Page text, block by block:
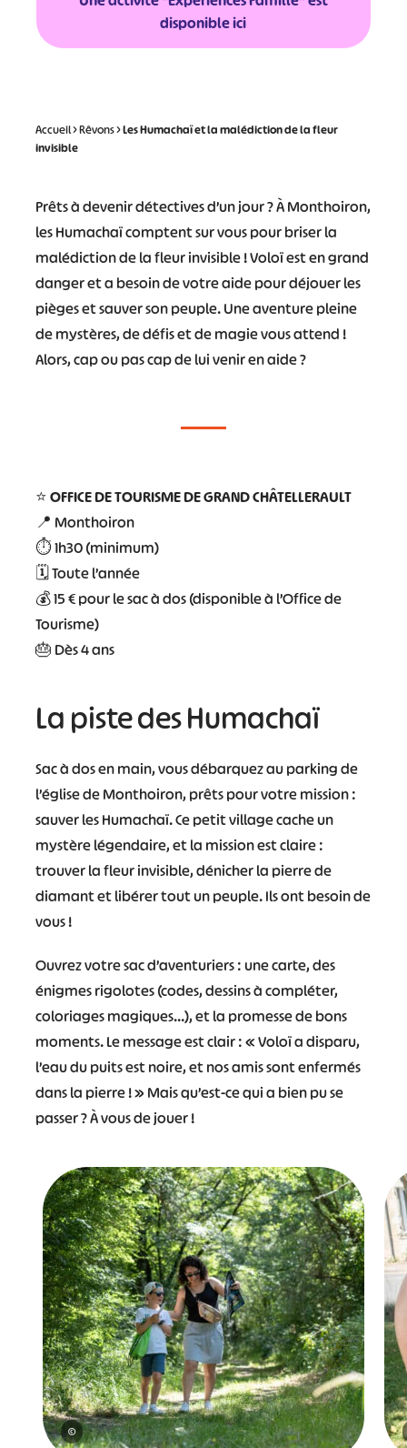
disponible ici
Accueil>Rêvons>Les Humachaï et la malédiction de la fleur
invisible
Prêts à devenir détectives d’un jour ? À Monthoiron,
les Humachaï comptent sur vous pour briser la
malédiction de la fleur invisible ! Voloï est en grand
danger et a besoin de votre aide pour déjouer les
pièges et sauver son peuple. Une aventure pleine
de mystères, de défis et de magie vous attend !
Alors, cap ou pas cap de lui venir en aide ?
⭐OFFICE DE TOURISME DE GRAND CHÂTELLERAULT
📍 Monthoiron
⏱️ 1h30 (minimum)
🗓️ Toute l’année
💰 15 € pour le sac à dos (disponible à l’Office de
Tourisme)
🎂 Dès 4 ans
La piste des Humachaï
Sac à dos en main, vous débarquez au parking de
l’église de Monthoiron, prêts pour votre mission :
sauver les Humachaï. Ce petit village cache un
mystère légendaire, et la mission est claire :
trouver la fleur invisible, dénicher la pierre de
diamant et libérer tout un peuple. Ils ont besoin de
vous !
Ouvrez votre sac d’aventuriers : une carte, des
énigmes rigolotes (codes, dessins à compléter,
coloriages magiques…), et la promesse de bons
moments. Le message est clair : « Voloï a disparu,
l’eau du puits est noire, et nos amis sont enfermés
dans la pierre ! » Mais qu’est-ce qui a bien pu se
passer ? À vous de jouer !
©